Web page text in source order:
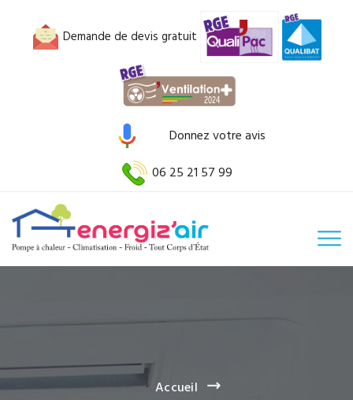
Demande de devis gratuit
Donnez votre avis
06 25 21 57 99
Accueil